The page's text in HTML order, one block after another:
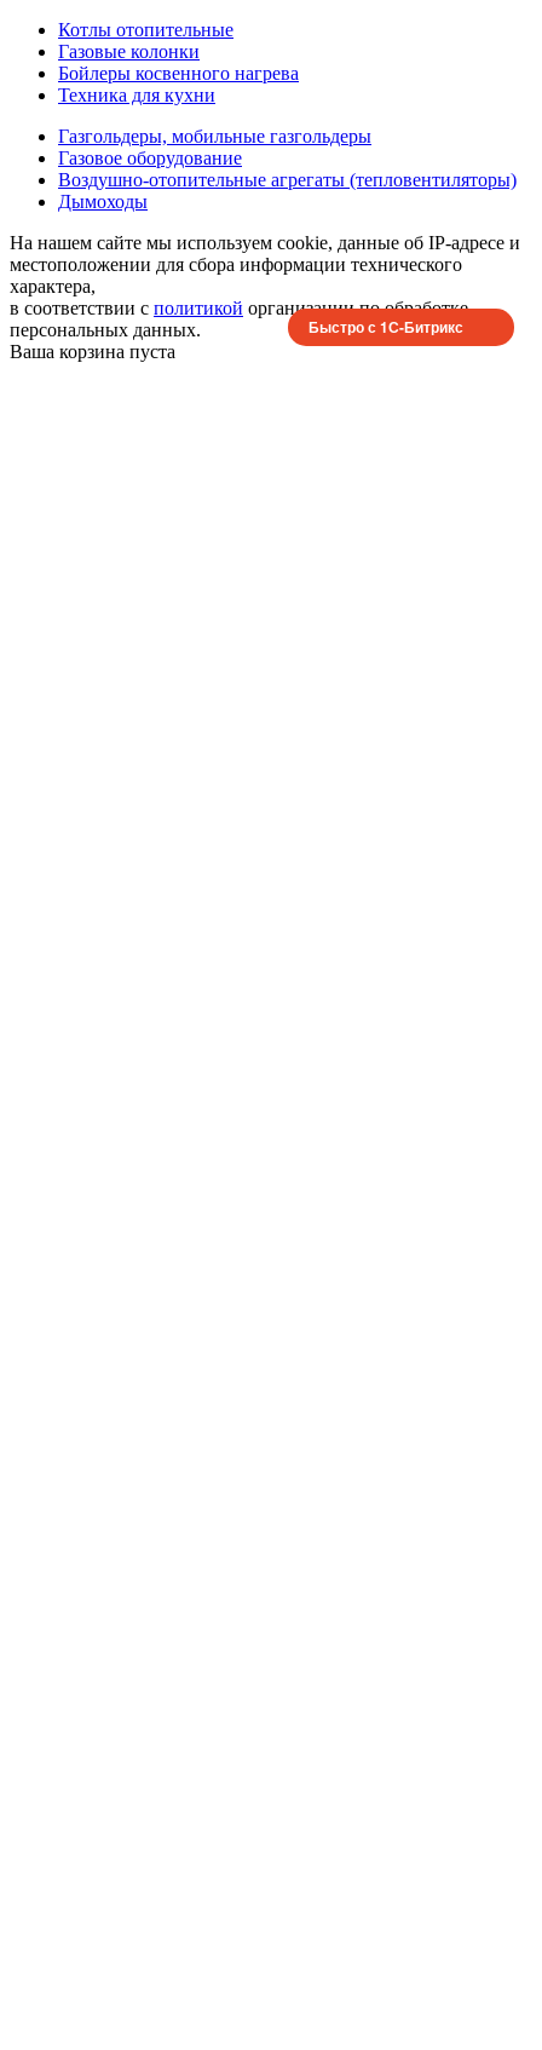
Котлы отопительные
Газовые колонки
Бойлеры косвенного нагрева
Техника для кухни
Газгольдеры, мобильные газгольдеры
Газовое оборудование
Воздушно-отопительные агрегаты (тепловентиляторы)
Дымоходы
На нашем сайте мы используем cookie, данные об IP-адресе и
местоположении для сбора информации технического
характера,
в соответствии с политикой организации по обработке
персональных данных.
Ваша корзина пуста
Быстро с 1С-Битрикс